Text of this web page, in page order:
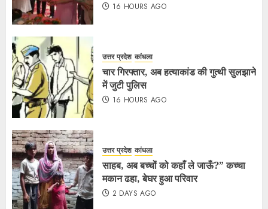
16 HOURS AGO
उत्तर प्रदेश कांधला
चार गिरफ्तार, अब हत्याकांड की गुत्थी सुलझाने
में जुटी पुलिस
16 HOURS AGO
उत्तर प्रदेश कांधला
साहब, अब बच्चों को कहाँ ले जाऊँ?” कच्चा
मकान ढहा, बेघर हुआ परिवार
2 DAYS AGO